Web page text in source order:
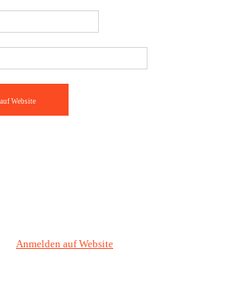
Website
Anmelden auf Website